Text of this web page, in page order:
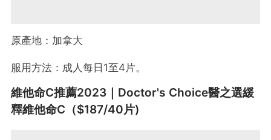
原產地：加拿大
服用方法：成人每日1至4片。
維他命C推薦2023｜Doctor's Choice醫之選緩
釋維他命C（$187/40片)